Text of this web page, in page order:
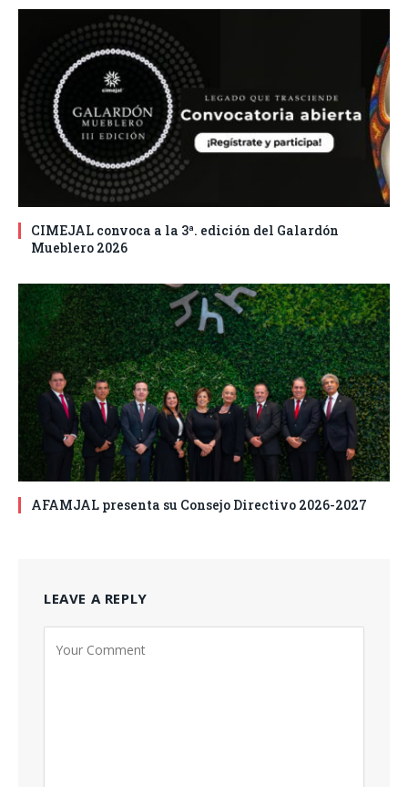
CIMEJAL convoca a la 3ª. edición del Galardón
Mueblero 2026
AFAMJAL presenta su Consejo Directivo 2026-2027
LEAVE A REPLY